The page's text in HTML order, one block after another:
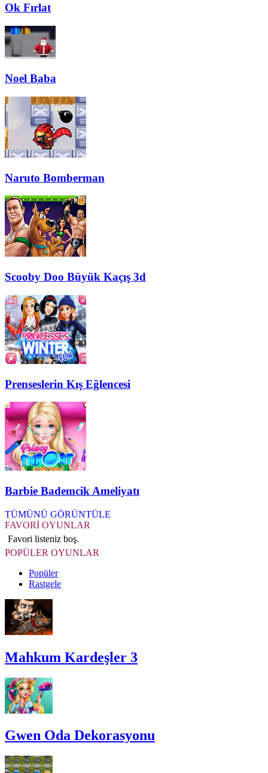
Ok Fırlat
Noel Baba
Naruto Bomberman
Scooby Doo Büyük Kaçış 3d
Prenseslerin Kış Eğlencesi
Barbie Bademcik Ameliyatı
TÜMÜNÜ GÖRÜNTÜLE
FAVORİ OYUNLAR
Favori listeniz boş.
POPÜLER OYUNLAR
Popüler
Rastgele
Mahkum Kardeşler 3
Gwen Oda Dekorasyonu